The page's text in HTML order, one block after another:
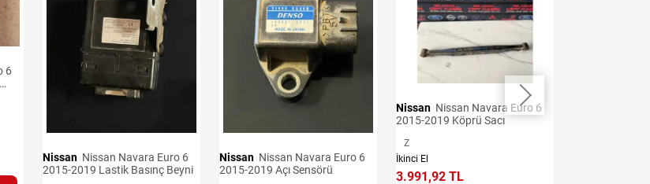
Nissan
2015-2019 Lastik Basınç Beyni
Nissan
2015-2019 Açı Sensörü
Nissan
2015-2019 Köprü Sacı
Z
İkinci El
3.991,92 TL